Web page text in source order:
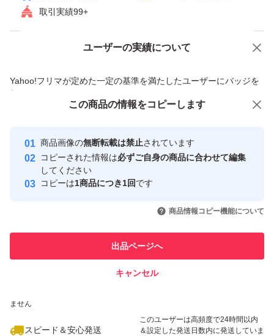
賞味期限たっぷりあります(*^▽^*)
◎即購入可能です。
宜しくお願いします。
す。届きましたら、冷蔵庫に入れてくださればおちつい
て、パリッとした食感にもどり
美味しくいただけます。
直射日光および高温多湿の所を避け、常温で保存して下さ
開封されましたら、冷蔵庫で保管して下さい。
ない為に地元山形より
郵便局のゆうパケットポスト(ポスト投函)で発送させて頂
取引実績99+
ユーザーの実績について
Yahoo!フリマが定めた一定の基準を満たしたユーザーにバッジを
付与しています
安心取引出品者
心・安全なユーザーです
取引実績
引を完了させた実績があります
での取引実績があります
ません
スピード＆安心発送
このユーザーは高頻度で24時間以内
＆設定した発送日数内に発送していま
価格の相談 商品への質問
この商品の情報をコピーします
商品画像の無断転載は禁止されています
コピーされた情報は必ずご自身の商品に合わせて編集
してください
コピーは1商品につき1回です
商品情報コピー機能について
出品ページへ
キャンセル
この商品をみている人にオススメ